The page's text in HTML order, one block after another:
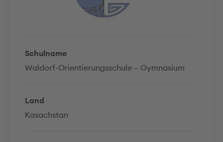
Schulname
Waldorf-Orientierungsschule – Gymnasium
Land
Kasachstan